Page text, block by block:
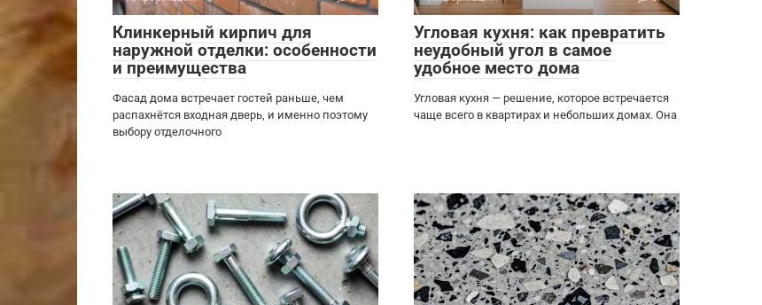
Клинкерный кирпич для
наружной отделки: особенности
и преимущества
Фасад дома встречает гостей раньше, чем
распахнётся входная дверь, и именно поэтому
выбору отделочного
Угловая кухня: как превратить
неудобный угол в самое
удобное место дома
Угловая кухня — решение, которое встречается
чаще всего в квартирах и небольших домах. Она